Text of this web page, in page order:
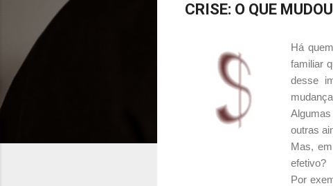
CRISE: O QUE
Há
familiar
desse
outras
Mas,
efetivo?
Por